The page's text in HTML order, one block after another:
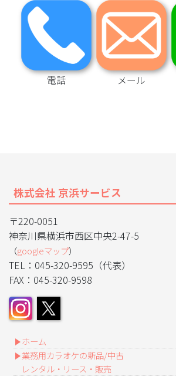
電話 メール
株式会社 京浜サービス
〒220-0051
神奈川県横浜市西区中央2-47-5
（googleマップ）
TEL：045-320-9595（代表）
FAX：045-320-9598
ホーム
業務用カラオケの新品/中古
レンタル・リース・販売